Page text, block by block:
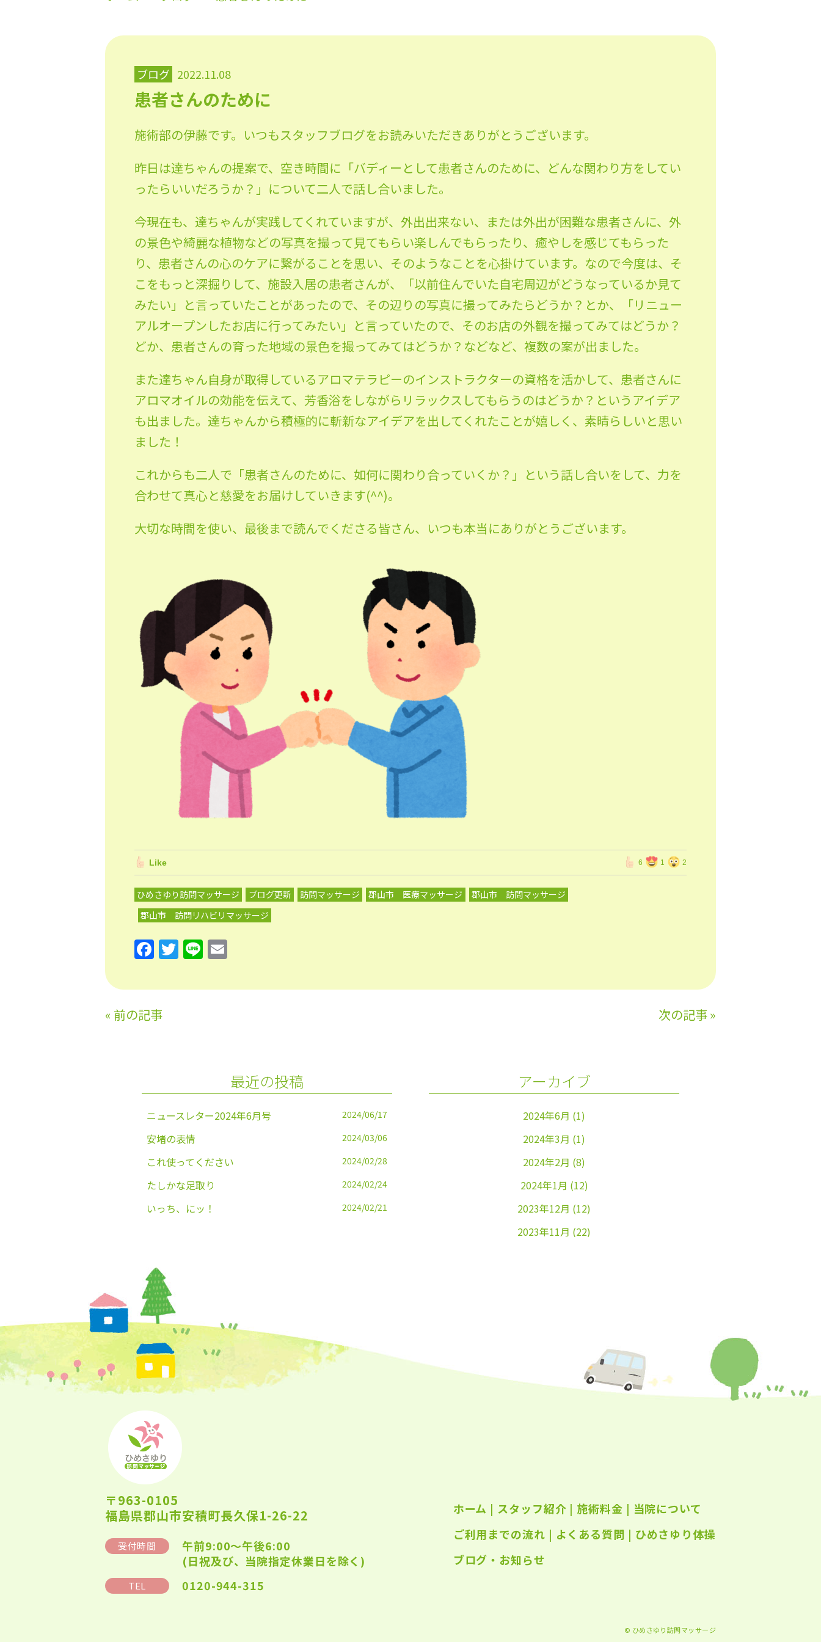
ブログ 2022.11.08
患者さんのために
施術部の伊藤です。いつもスタッフブログをお読みいただきありがとうございます。
昨日は達ちゃんの提案で、空き時間に「バディーとして患者さんのために、どんな関わり方をしてい
ったらいいだろうか？」について二人で話し合いました。
今現在も、達ちゃんが実践してくれていますが、外出出来ない、または外出が困難な患者さんに、外
の景色や綺麗な植物などの写真を撮って見てもらい楽しんでもらったり、癒やしを感じてもらった
り、患者さんの心のケアに繋がることを思い、そのようなことを心掛けています。なので今度は、そ
こをもっと深掘りして、施設入居の患者さんが、「以前住んでいた自宅周辺がどうなっているか見て
みたい」と言っていたことがあったので、その辺りの写真に撮ってみたらどうか？とか、「リニュー
アルオープンしたお店に行ってみたい」と言っていたので、そのお店の外観を撮ってみてはどうか？
どか、患者さんの育った地域の景色を撮ってみてはどうか？などなど、複数の案が出ました。
また達ちゃん自身が取得しているアロマテラピーのインストラクターの資格を活かして、患者さんに
アロマオイルの効能を伝えて、芳香浴をしながらリラックスしてもらうのはどうか？というアイデア
も出ました。達ちゃんから積極的に斬新なアイデアを出してくれたことが嬉しく、素晴らしいと思い
ました！
これからも二人で「患者さんのために、如何に関わり合っていくか？」という話し合いをして、力を
合わせて真心と慈愛をお届けしていきます(^^)。
大切な時間を使い、最後まで読んでくださる皆さん、いつも本当にありがとうございます。
Like 6 1 2
ひめさゆり訪問マッサージ ブログ更新 訪問マッサージ 郡山市 医療マッサージ
郡山市 訪問マッサージ
郡山市 訪問リハビリマッサージ
F
a
c
e
b
k
T
w
itt
Li
n
e ai
« 前の記事 次の記事»
最近の投稿
ニュースレター2024年6月号 2024/06/17
安堵の表情 2024/03/06
これ使ってください 2024/02/28
たしかな足取り 2024/02/24
いっち、にッ！ 2024/02/21
アーカイブ
2024年6月 (1)
2024年3月 (1)
2024年2月 (8)
2024年1月 (12)
2023年12月 (12)
2023年11月 (22)
(24)
(23)
2022年11月
(25)
2022年10月(25)
2022年9月
〒963-0105
福島県郡山市安積町長久保1-26-22
受付時間
午前9:00～午後6:00
(日祝及び、当院指定休業日を除く)
TEL 0120-944-315
ホーム | スタッフ紹介 | 施術料金 | 当院について
ご利用までの流れ | よくある質問 | ひめさゆり体操
ブログ・お知らせ
© ひめさゆり訪問マッサージ